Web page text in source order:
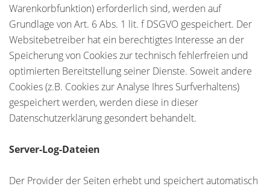
Warenkorbfunktion) erforderlich sind, werden auf
Grundlage von Art. 6 Abs. 1 lit. f DSGVO gespeichert. Der
Websitebetreiber hat ein berechtigtes Interesse an der
Speicherung von Cookies zur technisch fehlerfreien und
optimierten Bereitstellung seiner Dienste. Soweit andere
Cookies (z.B. Cookies zur Analyse Ihres Surfverhaltens)
gespeichert werden, werden diese in dieser
Datenschutzerklärung gesondert behandelt.
Server-Log-Dateien
Der Provider der Seiten erhebt und speichert automatisch